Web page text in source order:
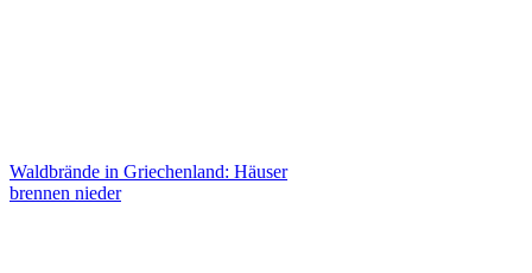
Waldbrände in Griechenland: Häuser
brennen nieder